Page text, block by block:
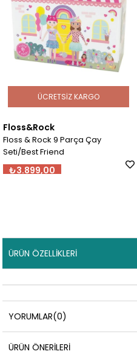
Floss&Rock
Floss & Rock 9 Parça Çay
Seti/Best Friend
₺3.899,00
ÜCRETSIZ KARGO
ÜRÜN ÖZELLIKLERI
YORUMLAR(0)
ÜRÜN ÖNERILERI